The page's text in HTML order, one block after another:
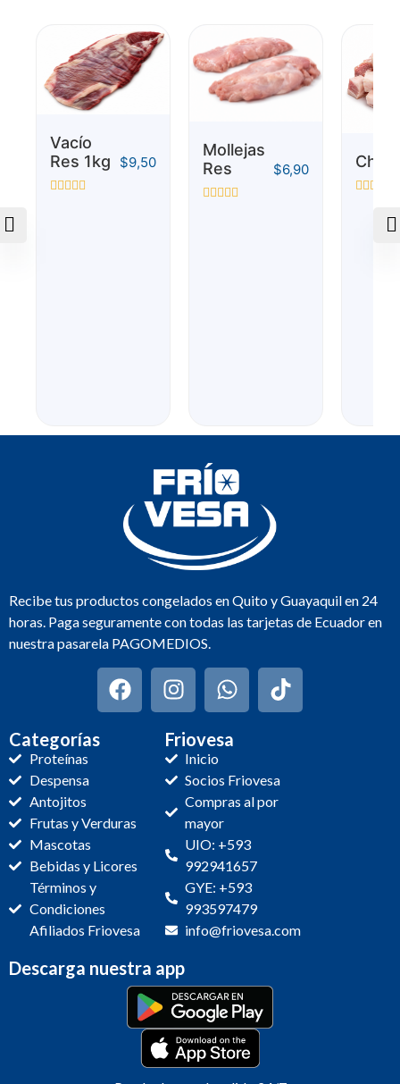
Vacío
Res 1kg
$9,50
Mollejas
Res
$6,90
Recibe tus productos congelados en Quito y Guayaquil en 24
horas. Paga seguramente con todas las tarjetas de Ecuador en
nuestra pasarela PAGOMEDIOS.
Categorías
Proteínas
Despensa
Antojitos
Frutas y Verduras
Mascotas
Bebidas y Licores
Términos y
Condiciones
Afiliados Friovesa
Friovesa
Inicio
Socios Friovesa
Compras al por
mayor
UIO: +593
992941657
GYE: +593
993597479
info@friovesa.com
Descarga nuestra app